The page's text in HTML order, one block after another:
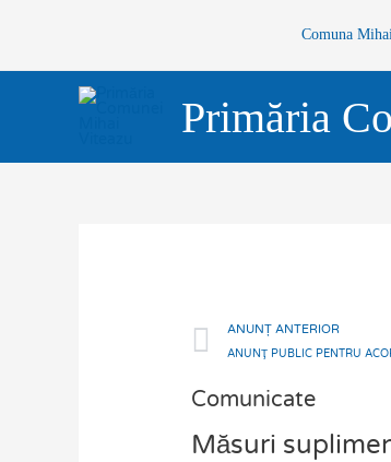
Comuna
Primăria
Prev
ANUNȚ ANTERIOR
Comunicate
Măsuri